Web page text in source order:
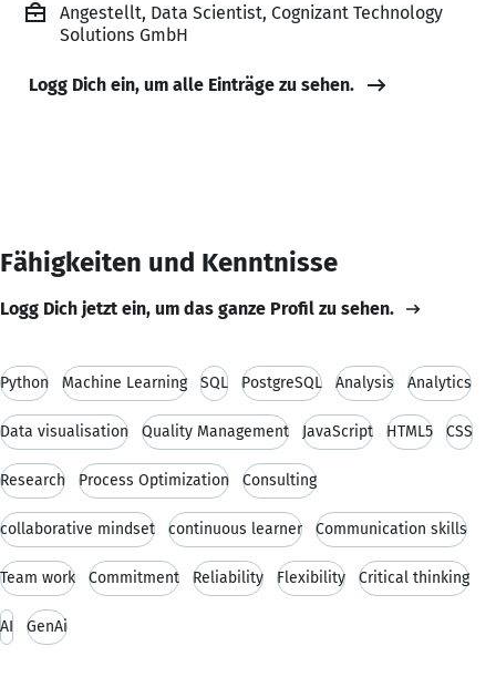
Angestellt, Data Scientist, Cognizant Technology
Solutions GmbH
Logg Dich ein, um alle Einträge zu sehen.
Fähigkeiten und Kenntnisse
Logg Dich jetzt ein, um das ganze Profil zu sehen.
Python Machine Learning SQL PostgreSQL Analysis Analytics
Data visualisation Quality Management JavaScript HTML5 CSS
Research Process Optimization Consulting
collaborative mindset continuous learner Communication skills
Team work Commitment Reliability Flexibility Critical thinking
AI GenAi